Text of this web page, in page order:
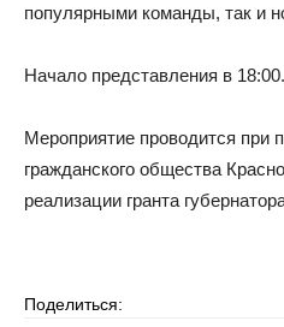
популярными команды, так и
Начало представления в
Мероприятие проводится при
гражданского общества
реализации гранта
Поделиться: